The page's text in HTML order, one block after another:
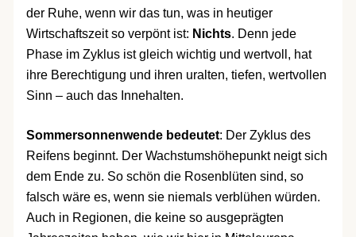
der Ruhe, wenn wir das tun, was in heutiger
Wirtschaftszeit so verpönt ist: Nichts. Denn jede
Phase im Zyklus ist gleich wichtig und wertvoll, hat
ihre Berechtigung und ihren uralten, tiefen, wertvollen
Sinn – auch das Innehalten.
Sommersonnenwende bedeutet: Der Zyklus des
Reifens beginnt. Der Wachstumshöhepunkt neigt sich
dem Ende zu. So schön die Rosenblüten sind, so
falsch wäre es, wenn sie niemals verblühen würden.
Auch in Regionen, die keine so ausgeprägten